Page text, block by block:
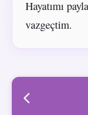
Hayatımı
vazgeçtim.